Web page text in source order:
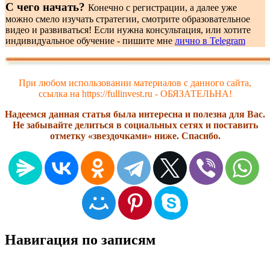
С чего начать? Конечно с регистрации, а далее уже
можно смело изучать стратегии, смотрите образовательное
видео и развиваться! Если нужна консультация, или хотите
индивидуальное обучение - пишите мне лично в Telegram
При любом использовании материалов с данного сайта,
ссылка на https://fullinvest.ru - ОБЯЗАТЕЛЬНА!
Надеемся данная статья была интересна и полезна для Вас.
Не забывайте делиться в социальных сетях и поставить
отметку «звездочками» ниже. Спасибо.
Навигация по записям